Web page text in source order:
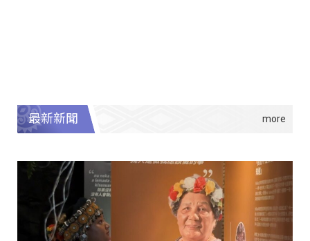
最新新聞